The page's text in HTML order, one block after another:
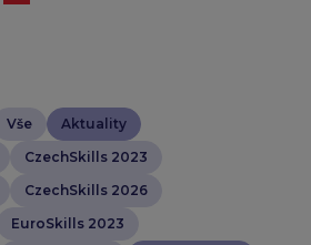
Vše
Aktuality
CzechSkills 2023
CzechSkills 2026
EuroSkills 2023